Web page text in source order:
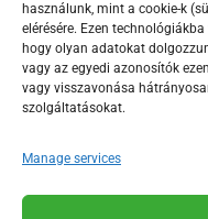
használunk, mint a cookie-k
elérésére. Ezen
hogy olyan adatokat
vagy az egyedi azonosítók
vagy visszavonása
szolgáltatásokat.
Manage services
F
a
c
e
o
o
Y
o
u
t
b
e
T
i
k
Az Érd Média